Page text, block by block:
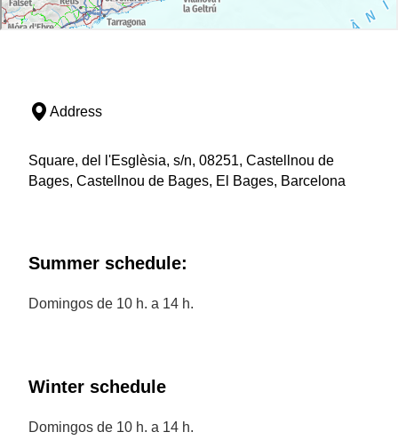
Address
Square, del l'Esglèsia, s/n, 08251, Castellnou de
Bages, Castellnou de Bages, El Bages, Barcelona
Summer schedule:
Domingos de 10 h. a 14 h.
Winter schedule
Domingos de 10 h. a 14 h.